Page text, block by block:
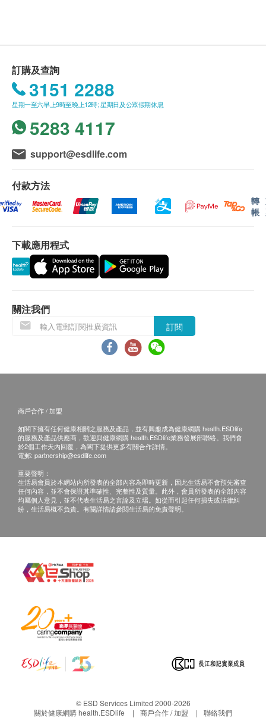
質酸透明質酸幫助刺激膠原蛋白增生，讓肌膚能自
行生成更多膠原蛋白，養成水煮蛋Q彈肌。輔酵素
CoQ10刺激膠原蛋白及彈性蛋白增生，讓皮膚恢
復肌底纖維張力，能撫平皺紋和細紋。
SuperFood Lab 超級膠原紅粉裡富含超級食品的
的輔助角色，能全面改善膚色，讓暗黃肌膚恢復彈
潤粉紅肌。維他命E能幫助滋潤皮膚及傷口癒合，
強化肌底的防禦能力，也能加快暗瘡癒合速度。
肌膚乾燥
皮膚暗啞鬆弛
加入250毫升水中
加入250毫升水和蘋果汁調味
加入無糖低脂乳酪食用
配合果醋調味飲用
特殊專利-水解膠原蛋白
葡萄籽精華
透明質酸
有機玫瑰果
蘆薈
薑黃
水解膠原蛋白
天然草莓調味劑
左旋麩醯胺酸
紅桑莓
天然蜜桃調味劑
櫻桃
紅菜頭
菠菜
會延遲。
所有訂單須視乎相關貨品的供應情況再作最後確
認。倘若健康網購health.ESDlife未能提供任何訂
單上的貨品，健康網購health.ESDlife有權拒絕接
受該訂單，並且會於送貨前透過電話或電郵通知顧
保用條款：
貨品質量保證，於顧客收到產品當日起計，使用
期應最少有12個月或以上。
當顧客收取已訂購之貨品時，有責任檢查貨品是否
有損毀情況，一經確認簽收，恕不接受退換。
退換產品必須包裝完整，如退換之產品有任何殘缺
如有其他損壞或遺漏查詢，顧客必須保留有效收據
正本，並於送貨後3個工作天內按下列方式聯絡健
康網購health.ESDlife客戶服務部跟進。
打開樽裝的包裝後，為什麼裡面的份量是只有一
半？
罐裝有270g及300g，有三十天份量，因為所有材
料已磨成微粉，濃縮因數能加倍人體吸收，有機會
同，微粉的密度和重量比會有所分別，不過紅粉都
會足270g和300g，約30次分量的。
訂購及查詢
3151 2288
星期一至六早上9時至晚上12時; 星期日及公眾假期休息
5283 4117
support@esdlife.com
付款方法
轉
帳
下載應用程式
關注我們
訂閱
商戶合作 / 加盟
如閣下擁有任何健康相關之服務及產品，並有興趣成為健康網購 health.ESDlife
的服務及產品供應商，歡迎與健康網購 health.ESDlife業務發展部聯絡。我們會
於2個工作天內回覆，為閣下提供更多有關合作詳情。
電郵: partnership@esdlife.com
重要聲明：
生活易會員於本網站內所發表的全部內容為即時更新，因此生活易不會預先審查
任何內容，並不會保證其準確性、完整性及質量。此外，會員所發表的全部內容
均屬個人意見，並不代表生活易之言論及立場。如從而引起任何損失或法律糾
紛，生活易概不負責。有關詳情請參閱生活易的免責聲明。
© ESD Services Limited 2000-2026
關於健康網購 health.ESDlife
商戶合作 / 加盟
聯絡我們